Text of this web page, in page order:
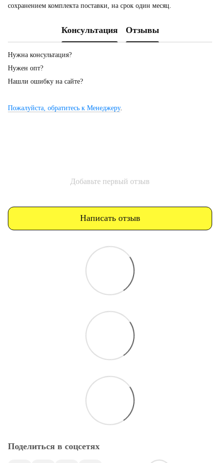
сохранением комплекта поставки, на срок один месяц.
Консультация Отзывы
Нужна консультация?
Нужен опт?
Нашли ошибку на сайте?
Пожалуйста, обратитесь к Менеджеру.
Добавьте первый отзыв
Написать отзыв
Поделиться в соцсетях